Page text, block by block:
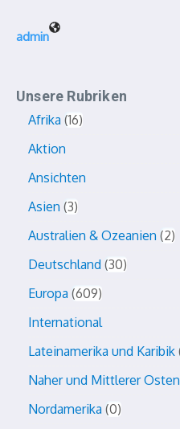
admin
Unsere Rubriken
Afrika 16
Aktion
Ansichten
Asien 3
Australien & Ozeanien 2
Deutschland 30
Europa 609
International
Lateinamerika und Karibik
Naher und Mittlerer Osten
Nordamerika 0